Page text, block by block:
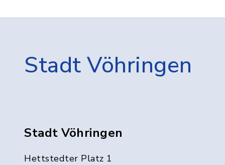
Stadt Vöhringen
Stadt Vöhringen
Hettstedter Platz 1